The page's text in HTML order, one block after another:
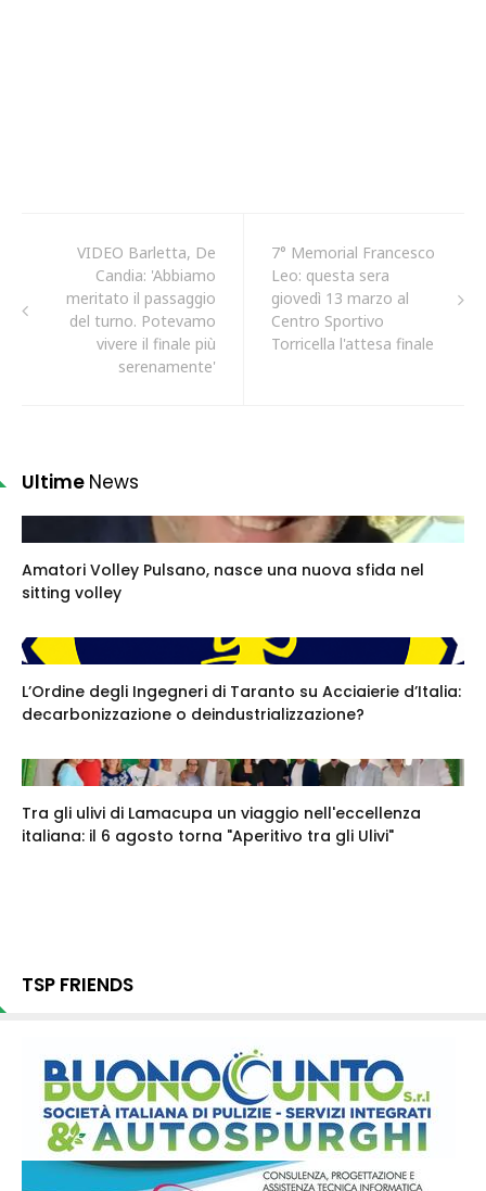
VIDEO Barletta, De
Candia: 'Abbiamo
meritato il passaggio
del turno. Potevamo
vivere il finale più
serenamente'
7° Memorial Francesco
Leo: questa sera
giovedì 13 marzo al
Centro Sportivo
Torricella l'attesa finale
Ultime News
Amatori Volley Pulsano, nasce una nuova sfida nel
sitting volley
L’Ordine degli Ingegneri di Taranto su Acciaierie d’Italia:
decarbonizzazione o deindustrializzazione?
Tra gli ulivi di Lamacupa un viaggio nell'eccellenza
italiana: il 6 agosto torna "Aperitivo tra gli Ulivi"
TSP FRIENDS